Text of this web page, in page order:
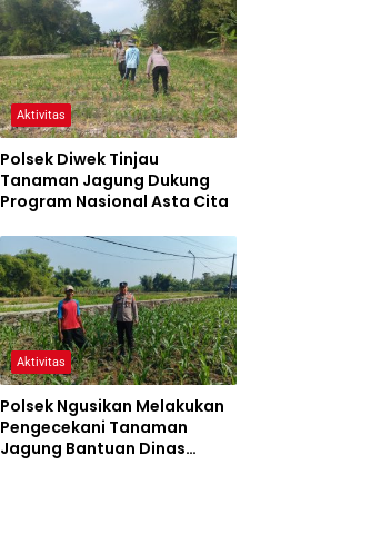
Aktivitas
Polsek Diwek Tinjau
Tanaman Jagung Dukung
Program Nasional Asta Cita
Aktivitas
Polsek Ngusikan Melakukan
Pengecekani Tanaman
Jagung Bantuan Dinas